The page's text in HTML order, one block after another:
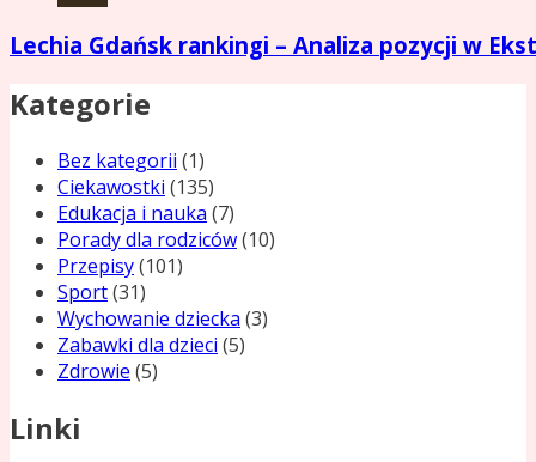
Lechia Gdańsk rankingi – Analiza pozycji w
Kategorie
Bez kategorii (1)
Ciekawostki (135)
Edukacja i nauka (7)
Porady dla rodziców(10)
Przepisy(101)
Sport(31)
Wychowanie dziecka (3)
Zabawki dla dzieci (5)
Zdrowie (5)
Linki